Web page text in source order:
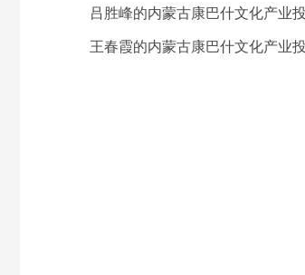
吕胜峰的内蒙古康巴什文化产业投
王春霞的内蒙古康巴什文化产业投